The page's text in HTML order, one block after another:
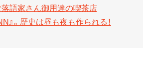
落語家さん御用達の喫茶店
。歴史は昼も夜も作られる！